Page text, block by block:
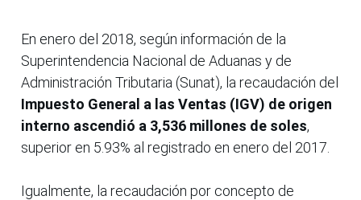
En enero del 2018, según información de la
Superintendencia Nacional de Aduanas y de
Administración Tributaria (Sunat), la recaudación del
Impuesto General a las Ventas (IGV) de origen
interno ascendió a 3,536 millones de soles,
superior en 5.93% al registrado en enero del 2017.
Igualmente, la recaudación por concepto de